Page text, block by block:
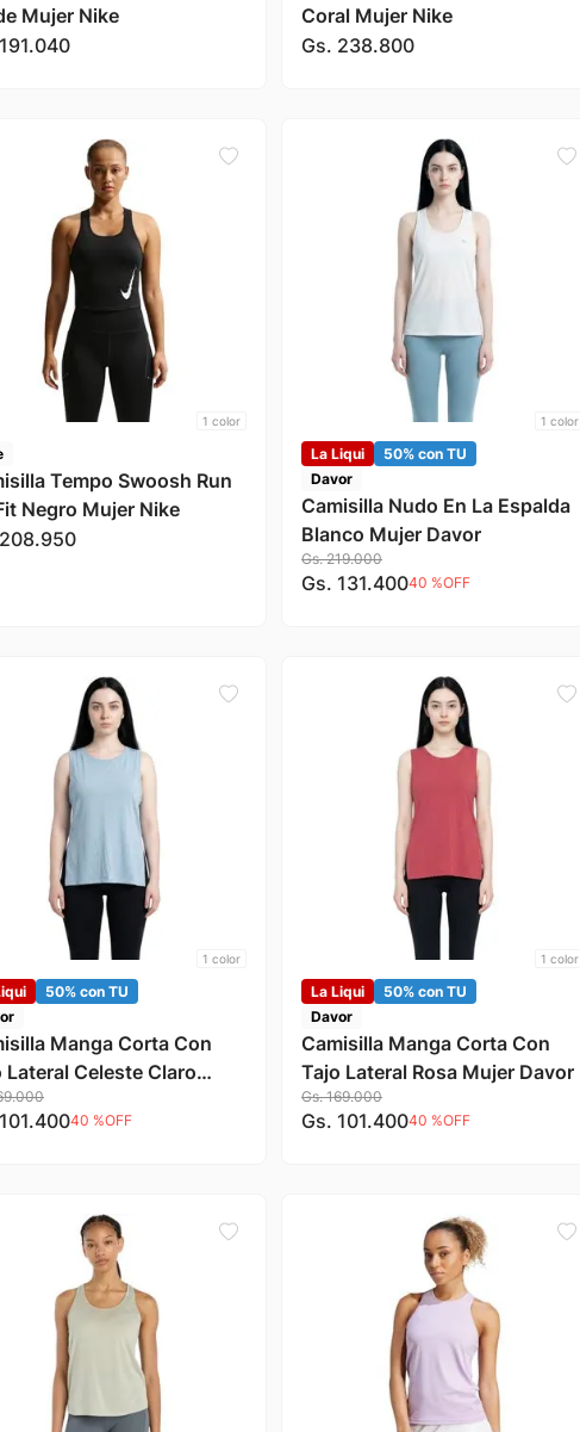
Mujer Nike
191.040
Coral Mujer Nike
Gs. 238.800
1 color
Tempo Swoosh Run
Negro Mujer Nike
208.950
1 color
La Liqui
50% con TU
Davor
Camisilla Nudo En La Espalda
Blanco Mujer Davor
Gs. 219.000
Gs. 131.40040 %OFF
1 color
50% con TU
Manga Corta Con
Lateral Celeste Claro
Davor
.000
101.40040 %OFF
1 color
La Liqui
50% con TU
Davor
Camisilla Manga Corta Con
Tajo Lateral Rosa Mujer Davor
Gs. 169.000
Gs. 101.40040 %OFF